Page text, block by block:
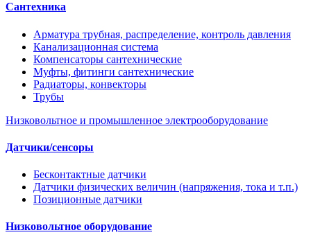
Сантехника
Арматура трубная, распределение, контроль давления
Канализационная система
Компенсаторы сантехнические
Муфты, фитинги сантехнические
Радиаторы, конвекторы
Трубы
Низковольтное и промышленное электрооборудование
Датчики/сенсоры
Бесконтактные датчики
Датчики физических величин (напряжения, тока и т.п.)
Позиционные датчики
Низковольтное оборудование